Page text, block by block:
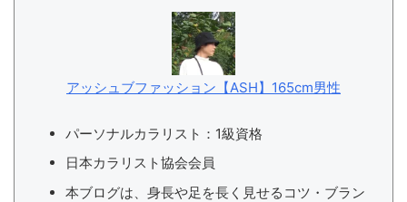
アッシュブファッション【ASH】165cm男性
パーソナルカラリスト：1級資格
日本カラリスト協会会員
本ブログは、身長や足を長く見せるコツ・ブラン